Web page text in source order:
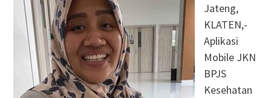
Jateng,
KLATEN,-
Aplikasi
Mobile JKN
BPJS
Kesehatan